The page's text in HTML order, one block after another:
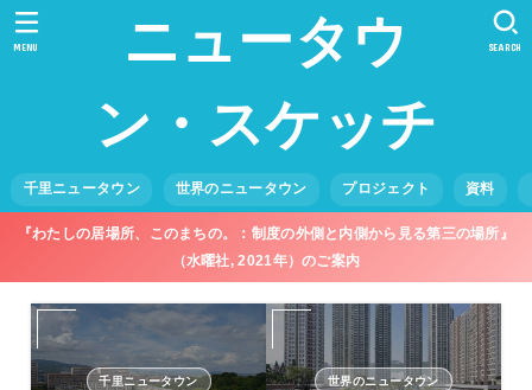
ニュータウ
ン・スケッチ
千里ニュータウン 世界のニュータウン プロジェクト 資料
SEARCH
MENU
『わたしの居場所、このまちの。：制度の外側と内側から見る第三の場所』
（水曜社, 2021年）のご案内
千里ニュータウン 世界のニュータウン